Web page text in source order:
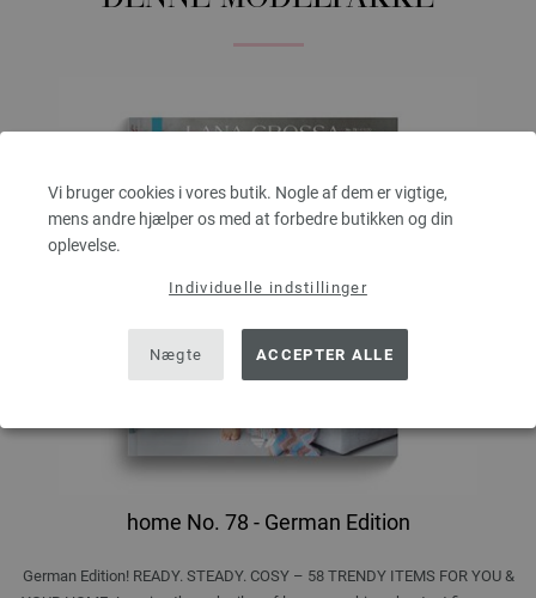
Vi bruger cookies i vores butik. Nogle af dem er vigtige,
mens andre hjælper os med at forbedre butikken og din
oplevelse.
Individuelle indstillinger
Nægte ACCEPTER ALLE
home No. 78 - German Edition
German Edition! READY. STEADY. COSY – 58 TRENDY ITEMS FOR YOU &